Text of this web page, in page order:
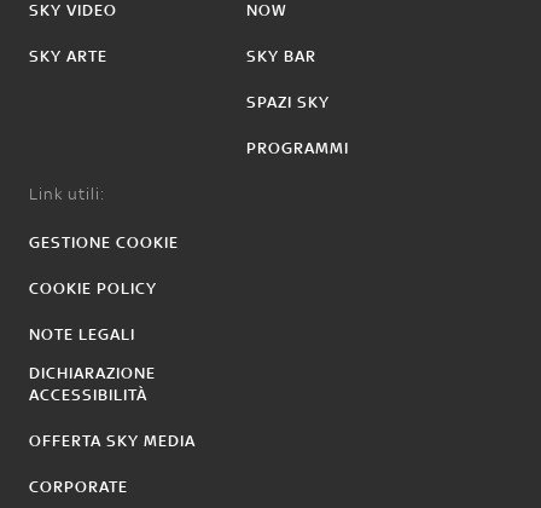
SKY VIDEO
SKY ARTE
NOW
SKY BAR
SPAZI SKY
PROGRAMMI
Link utili:
GESTIONE COOKIE
COOKIE POLICY
NOTE LEGALI
DICHIARAZIONE
ACCESSIBILITÀ
OFFERTA SKY MEDIA
CORPORATE